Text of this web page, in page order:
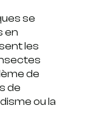
se
en
les
de
de
ou la